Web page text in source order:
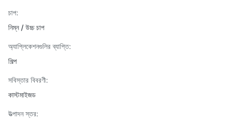
চাপ:
নিম্ন / উচ্চ চাপ
অ্যাপ্লিকেশনগুলির ব্যাপ্তি:
শিল্প
সবিস্তার বিবরণী:
কাস্টমাইজড
উত্পাদন স্তর: